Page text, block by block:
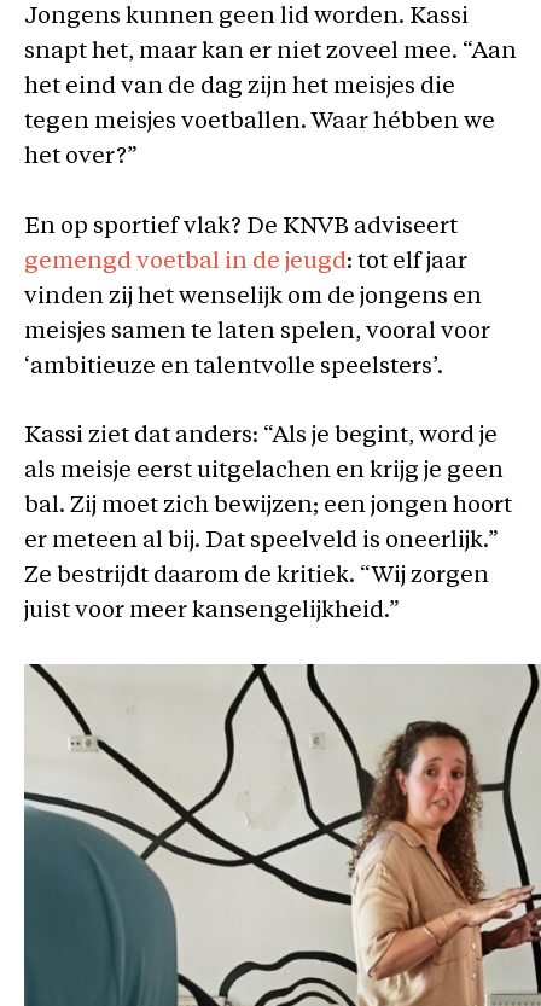
Jongens kunnen geen lid worden. Kassi
snapt het, maar kan er niet zoveel mee. “Aan
het eind van de dag zijn het meisjes die
tegen meisjes voetballen. Waar hébben we
het over?”
En op sportief vlak? De KNVB adviseert
gemengd voetbal in de jeugd: tot elf jaar
vinden zij het wenselijk om de jongens en
meisjes samen te laten spelen, vooral voor
‘ambitieuze en talentvolle speelsters’.
Kassi ziet dat anders: “Als je begint, word je
als meisje eerst uitgelachen en krijg je geen
bal. Zij moet zich bewijzen; een jongen hoort
er meteen al bij. Dat speelveld is oneerlijk.”
Ze bestrijdt daarom de kritiek. “Wij zorgen
juist voor meer kansengelijkheid.”